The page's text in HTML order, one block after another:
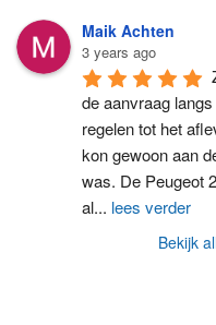
Maik Achten
3 years ago
de aanvraag
regelen tot het
kon gewoon aan
was. De Peugeot
al... lees verder
Bekijk